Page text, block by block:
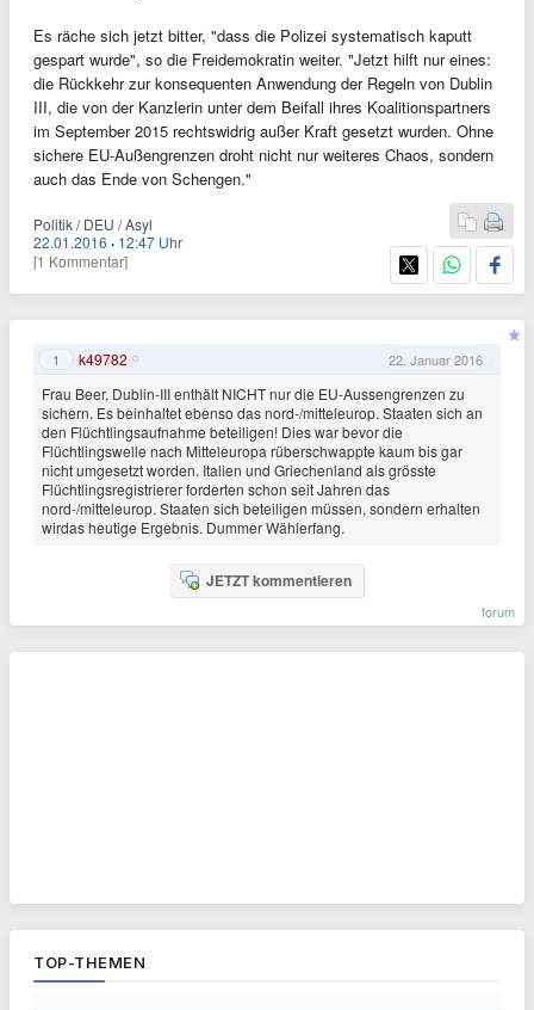
Es räche sich jetzt bitter, "dass die Polizei systematisch kaputt
gespart wurde", so die Freidemokratin weiter. "Jetzt hilft nur eines:
die Rückkehr zur konsequenten Anwendung der Regeln von Dublin
III, die von der Kanzlerin unter dem Beifall ihres Koalitionspartners
im September 2015 rechtswidrig außer Kraft gesetzt wurden. Ohne
sichere EU-Außengrenzen droht nicht nur weiteres Chaos, sondern
auch das Ende von Schengen."
Politik / DEU / Asyl
22.01.2016 · 12:47 Uhr
[1 Kommentar]
1 k49782 22. Januar 2016
Frau Beer, Dublin-III enthält NICHT nur die EU-Aussengrenzen zu
sichern. Es beinhaltet ebenso das nord-/mitteleurop. Staaten sich an
den Flüchtlingsaufnahme beteiligen! Dies war bevor die
Flüchtlingswelle nach Mitteleuropa rüberschwappte kaum bis gar
nicht umgesetzt worden. Italien und Griechenland als grösste
Flüchtlingsregistrierer forderten schon seit Jahren das
nord-/mitteleurop. Staaten sich beteiligen müssen, sondern erhalten
wirdas heutige Ergebnis. Dummer Wählerfang.
JETZT kommentieren
forum
TOP-THEMEN